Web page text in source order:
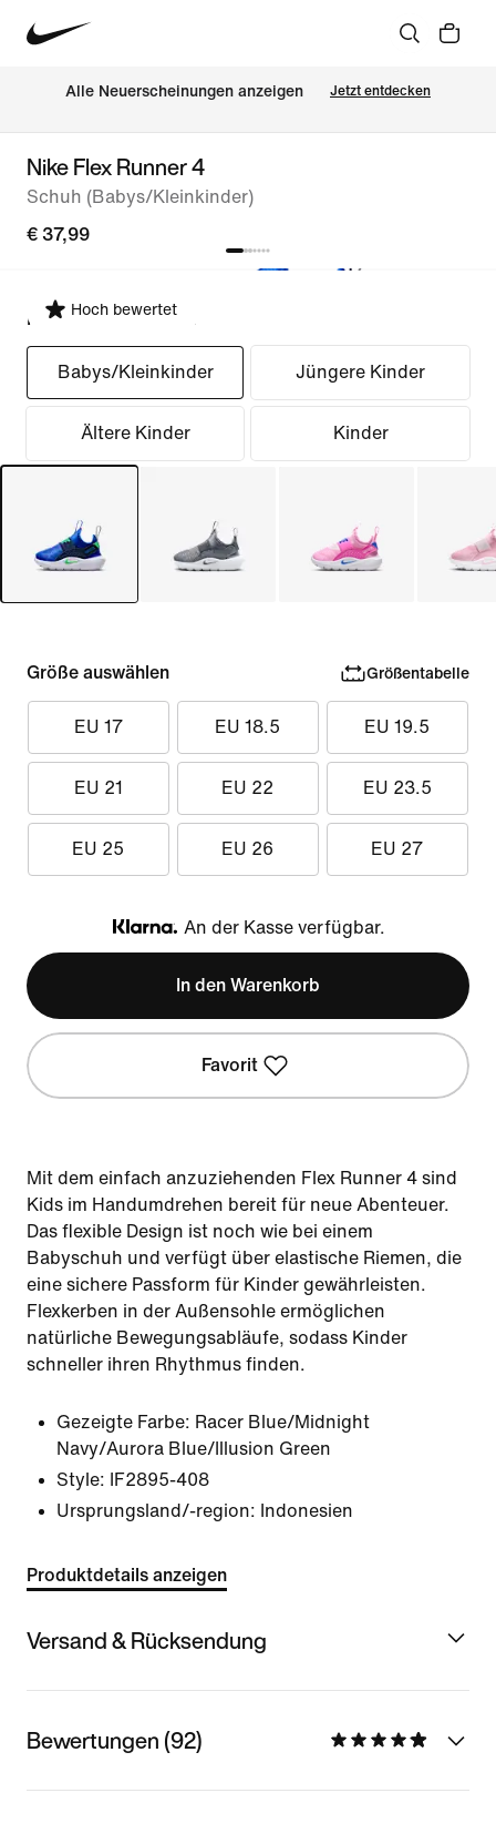
Alle Neuerscheinungen anzeigen Jetzt entdecken
Nike Flex Runner 4
Schuh (Babys/Kleinkinder)
€ 37,99
Hoch bewertet
Passform auswählen
Babys/Kleinkinder Jüngere Kinder
Ältere Kinder Kinder
Größe auswählen Größentabelle
EU 17 EU 18.5 EU 19.5
EU 21 EU 22 EU 23.5
EU 25 EU 26 EU 27
Klarna
An der Kasse verfügbar.
In den Warenkorb
Favorit
Mit dem einfach anzuziehenden Flex Runner 4 sind
Kids im Handumdrehen bereit für neue Abenteuer.
Das flexible Design ist noch wie bei einem
Babyschuh und verfügt über elastische Riemen, die
eine sichere Passform für Kinder gewährleisten.
Flexkerben in der Außensohle ermöglichen
natürliche Bewegungsabläufe, sodass Kinder
schneller ihren Rhythmus finden.
Gezeigte Farbe: Racer Blue/Midnight
Navy/Aurora Blue/Illusion Green
Style:
IF2895-408
Ursprungsland/-region: Indonesien
Produktdetails anzeigen
Versand & Rücksendung
Bewertungen (92)